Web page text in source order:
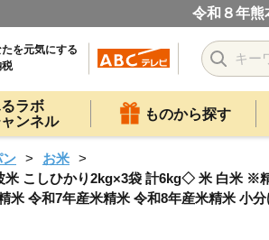
令和８年熊
を元気にする
ラボ
ンネル
ものから探す
ン
お米
米 こしひかり2kg×3袋 計6kg◇ 米 白米
米 令和7年産米精米 令和8年産米精米 小